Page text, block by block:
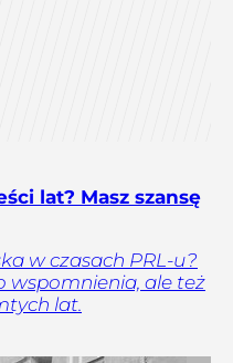
lat? Masz szansę
w czasach PRL-u?
wspomnienia, ale też
lat.